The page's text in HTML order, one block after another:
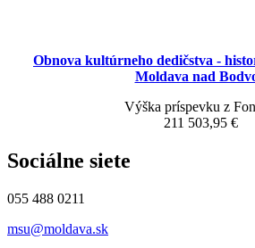
Obnova kultúrneho dedičstva -
Moldava nad
Výška príspevku z
211 503,95 €
Sociálne siete
055 488 0211
msu@moldava.sk